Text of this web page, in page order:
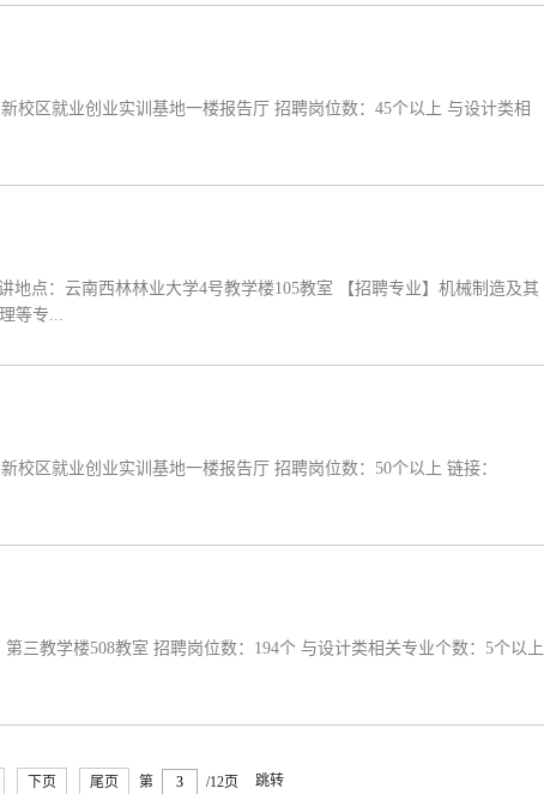
校区就业创业实训基地一楼报告厅 招聘岗位数：45个以上 与设计类相
地点：云南西林林业大学4号教学楼105教室 【招聘专业】机械制造及其
等专...
校区就业创业实训基地一楼报告厅 招聘岗位数：50个以上 链接：
三教学楼508教室 招聘岗位数：194个 与设计类相关专业个数：5个以上
下页 尾页 第 /12页 跳转